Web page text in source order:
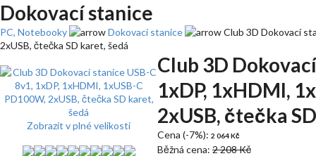
Dokovací stanice
PC, Notebooky Dokovací stanice
Club 3D Dokovací
2xUSB, čtečka SD karet, šedá
Zobrazit v plné velikosti
Club 3D
1xDP, 1xHDMI,
2xUSB, čtečka
Cena (-7%): 2 064 Kč
Běžná cena: 2 208 Kč